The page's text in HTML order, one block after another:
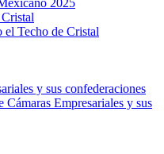
2025
Techo de Cristal
y sus confederaciones
Empresariales y sus